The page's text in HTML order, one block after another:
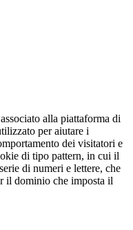
alla piattaforma di
per aiutare i
dei visitatori e
di tipo pattern, in cui il
di numeri e lettere, che
il dominio che imposta il